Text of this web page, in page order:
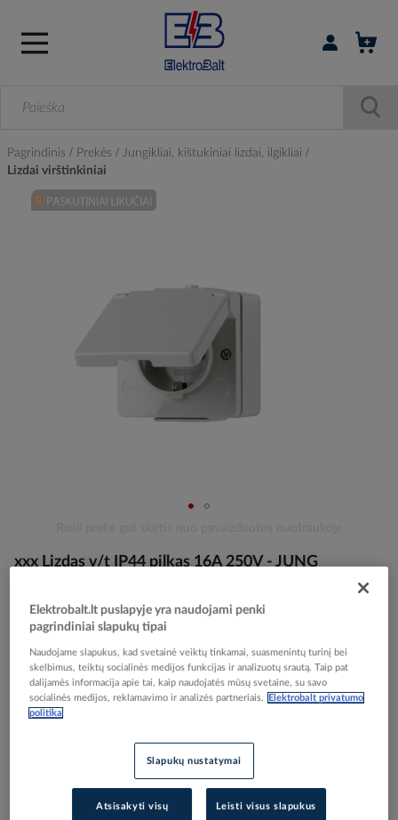
Prisijungti /
Pagrindinis Prekės
Jungikliai, kištukiniai lizdai, ilgikliai
Lizdai virštinkiniai
the
the
images
gallery
xxx Lizdas v/t IP44 pilkas 16A 250V - JUNG
Elektrobalt prekės kodas
Gamintojo prekės kodas
Prisijunkite, norėdami pamatyti kainas
Įtraukti į palyginimą
Kiekis tiekėjo sandėlyje
Elektrobalt.lt puslapyje yra naudojami penki
pagrindiniai slapukų tipai
Naudojame slapukus, kad svetainė veiktų tinkamai, suasmenintų turinį bei
skelbimus, teiktų socialinės medijos funkcijas ir analizuotų srautą. Taip pat
dalijamės informacija apie tai, kaip naudojatės mūsų svetaine, su savo
socialinės medijos, reklamavimo ir analizės partneriais.
Elektrobalt privatumo
politika
Slapukų nustatymai
Atsisakyti visų Leisti visus slapukus